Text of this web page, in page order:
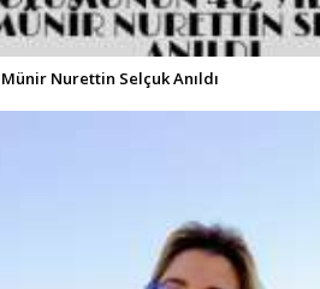
Münir Nurettin Selçuk Anıldı